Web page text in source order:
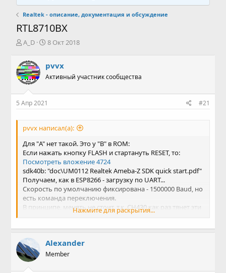
Realtek - описание, документация и обсуждение
RTL8710BX
А
т
о
р
т
е
м
A_D
Д
а
н
ч
8 Окт 2018
pvvx
Активный участник сообщества
5 Апр 2021 #21
pvvx написал(а):
Для "A" нет такой. Это у "В" в ROM:
Если нажать кнопку FLASH и стартануть RESET, то:
Посмотреть вложение 4724
sdk40b: "doc\UM0112 Realtek Ameba-Z SDK quick start.pdf"
Получаем, как в ESP8266 - загрузку по UART...
Скорость по умолчанию фиксирована - 1500000 Baud, но
есть команда переключения.
В принципе, менять не стоит, т.к. CH430 как раз тянет эти
1.5Mbit/s, а другие, большие скорости с ней не
Кратко:
1) Форматаналогичен xmodem
SOH 0x01 Start of Header, начало заголовка (блок 4+128
байт - это отличие от стандарта)
Нажмите для раскрытия...
Alexander
Member